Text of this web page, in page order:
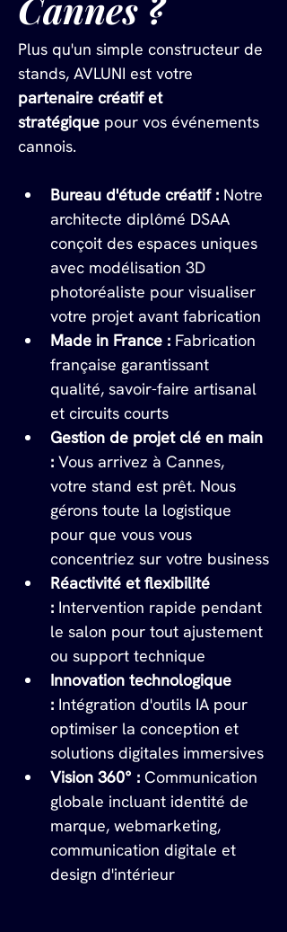
Plus qu'un simple constructeur de
stands, AVLUNI est votre
partenaire créatif et
stratégique pour vos événements
cannois.
Bureau d'étude créatif : Notre
architecte diplômé DSAA
conçoit des espaces uniques
avec modélisation 3D
photoréaliste pour visualiser
votre projet avant fabrication
Made in France : Fabrication
française garantissant
qualité, savoir-faire artisanal
et circuits courts
Gestion de projet clé en main
: Vous arrivez à Cannes,
votre stand est prêt. Nous
gérons toute la logistique
pour que vous vous
concentriez sur votre business
Réactivité et flexibilité
: Intervention rapide pendant
le salon pour tout ajustement
ou support technique
Innovation technologique
: Intégration d'outils IA pour
optimiser la conception et
solutions digitales immersives
Vision 360° : Communication
globale incluant identité de
marque, webmarketing,
communication digitale et
design d'intérieur